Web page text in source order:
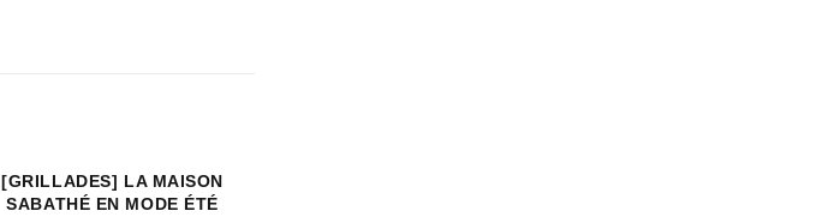
[GRILLADES] LA MAISON
SABATHÉ EN MODE ÉTÉ